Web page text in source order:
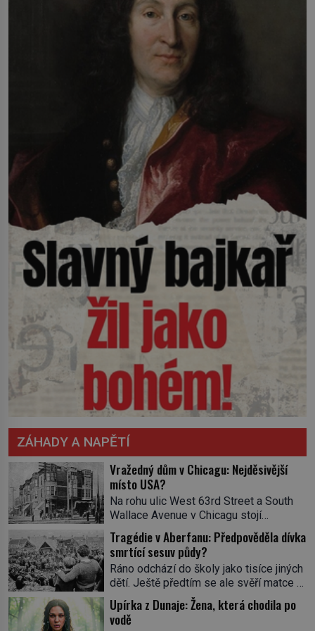
ZÁHADY A NAPĚTÍ
Vražedný dům v Chicagu: Nejděsivější
místo USA?
Na rohu ulic West 63rd Street a South
Wallace Avenue v Chicagu stojí
nenápadná pošta. Nemá žádný speciální
nápis ani pamětní desku. A přesto prý
místní zaměstnanci neradi chodí do
sklepa. Právě tady totiž sídlil sériový
vrah H. H. Holmes a také
nejpropracovanější past na lidi
v dějinách americké kriminalistiky.
Herman Webster Mudgett (1861–1896)
Tragédie v Aberfanu: Předpověděla dívka
smrtící sesuv půdy?
Ráno odchází do školy jako tisíce jiných
dětí. Ještě předtím se ale svěří matce s
podivným snem. Ve škole, kterou dobře
zná, tentokrát nevidí budovu ani
spolužáky. Místo nich se před ní tyčí
Upírka z Dunaje: Žena, která chodila po
vodě